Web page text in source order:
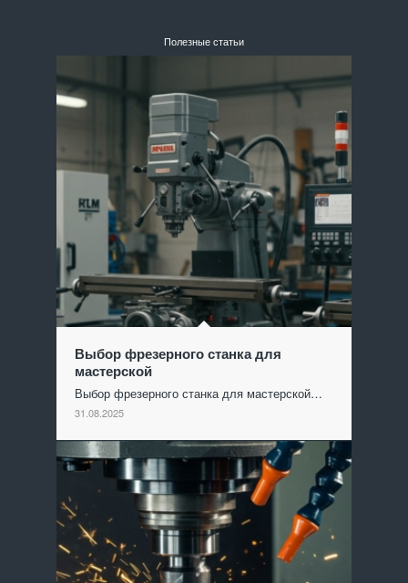
Полезные статьи
Выбор фрезерного станка для
мастерской
Выбор фрезерного станка для мастерской…
31.08.2025